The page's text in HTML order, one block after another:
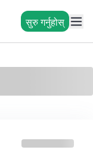
सुरु गर्नुहोस्